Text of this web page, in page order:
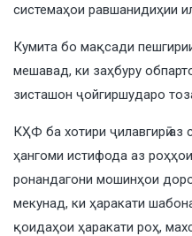
системаҳои равшанидиҳии
Кумита бо мақсади
мешавад, ки заҳбуру
зисташон ҷойгиршударо
КҲФ ба хотири ҷилавгирӣ
ҳангоми истифода аз роҳҳои
ронандагони мошинҳои
мекунад, ки ҳаракати
қоидаҳои ҳаракати роҳ,